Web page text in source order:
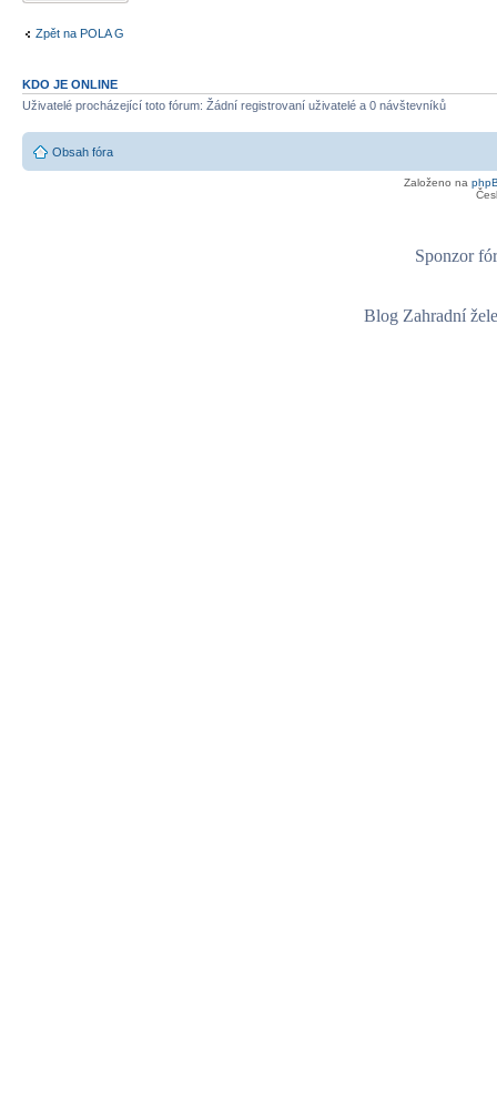
Zpět na POLA G
KDO JE ONLINE
Uživatelé procházející toto fórum: Žádní registrovaní uživatelé a 0 návštevníků
Obsah fóra
Založeno na
Sponzor
Blog Zahradní